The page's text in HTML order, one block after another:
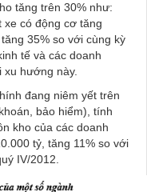
tăng trên 30% như:
xe có động cơ tăng
35% so với cùng kỳ
tế và các doanh
xu hướng này.
đang niêm yết trên
bảo hiểm), tính
kho của các doanh
tỷ, tăng 11% so với
IV/2012.